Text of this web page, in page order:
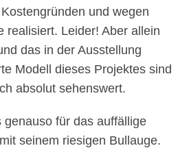
und wegen
realisiert. Leider! Aber allein
das in der Ausstellung
Modell dieses Projektes sind
absolut sehenswert.
genauso für das auffällige
seinem riesigen Bullauge.